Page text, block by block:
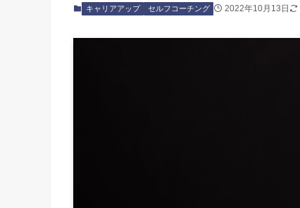
キャリアアップ セルフコーチング 2022年10月13日